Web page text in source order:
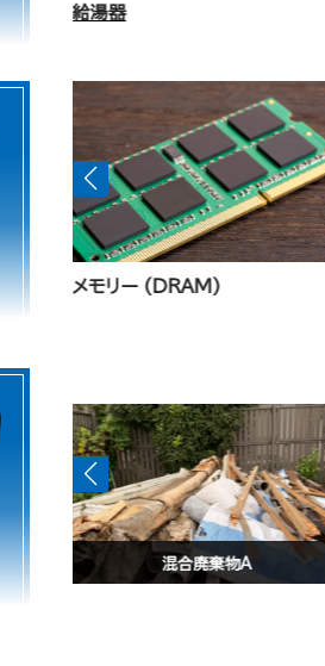
雑品（上）
サイドインパクトビーム
混合廃棄物A